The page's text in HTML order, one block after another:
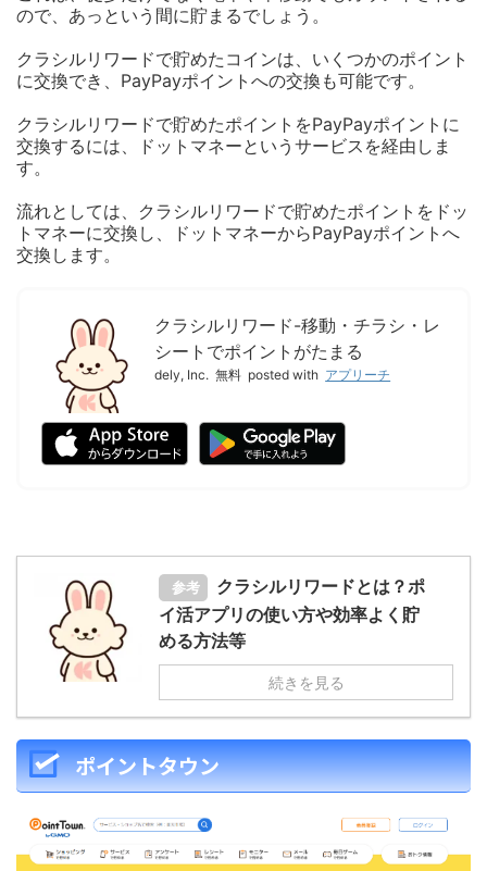
ので、あっという間に貯まるでしょう。
クラシルリワードで貯めたコインは、いくつかのポイント
に交換でき、PayPayポイントへの交換も可能です。
クラシルリワードで貯めたポイントをPayPayポイントに
交換するには、ドットマネーというサービスを経由しま
す。
流れとしては、クラシルリワードで貯めたポイントをドッ
トマネーに交換し、ドットマネーからPayPayポイントへ
交換します。
クラシルリワード-移動・チラシ・レ
シートでポイントがたまる
dely, Inc. 無料 posted with アプリーチ
参考
クラシルリワードとは？ポ
イ活アプリの使い方や効率よく貯
める方法等
続きを見る
ポイントタウン